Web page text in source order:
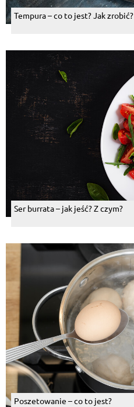
Tempura – co to jest? Jak zrobić?
Ser burrata – jak jeść? Z czym?
Poszetowanie – co to jest?